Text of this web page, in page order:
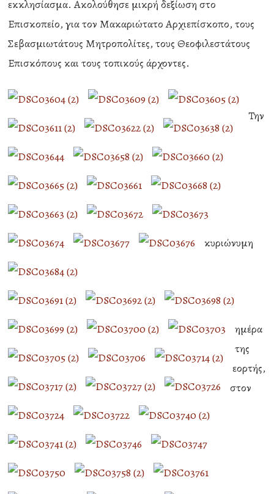
εκκλησίασμα. Ακολούθησε μικρή δεξίωση στο
Επισκοπείο, για τον Μακαριώτατο Αρχιεπίσκοπο, τους
Σεβασμιωτάτους Μητροπολίτες, τους Θεοφιλεστάτους
Επισκόπους και τους τοπικούς άρχοντες.
Την
κυριώνυμη
ημέρα
της
εορτής,
στον